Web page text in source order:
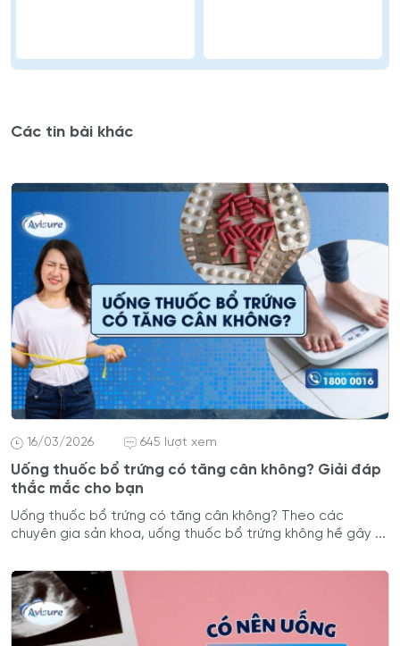
Các tin bài khác
16/03/2026 645 lượt xem
Uống thuốc bổ trứng có tăng cân không? Giải đáp
thắc mắc cho bạn
Uống thuốc bổ trứng có tăng cân không? Theo các
chuyên gia sản khoa, uống thuốc bổ trứng không hề gây ...